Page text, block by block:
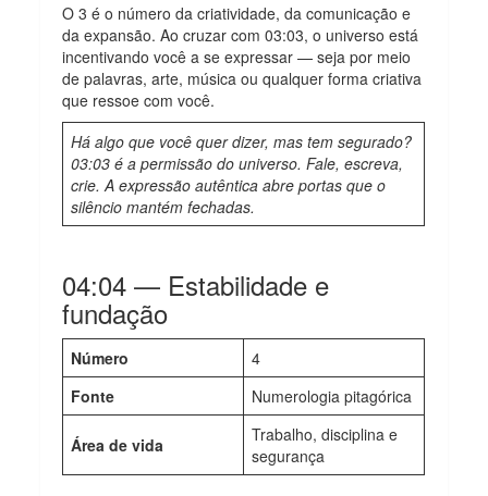
O 3 é o número da criatividade, da comunicação e
da expansão. Ao cruzar com 03:03, o universo está
incentivando você a se expressar — seja por meio
de palavras, arte, música ou qualquer forma criativa
que ressoe com você.
Há algo que você quer dizer, mas tem segurado?
03:03 é a permissão do universo. Fale, escreva,
crie. A expressão autêntica abre portas que o
silêncio mantém fechadas.
04:04 — Estabilidade e
fundação
Número
4
Fonte
Numerologia pitagórica
Área de vida
Trabalho, disciplina e
segurança